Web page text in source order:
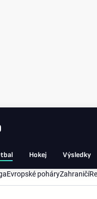
Hokej Výsledky
Evropské poháryZahraničí